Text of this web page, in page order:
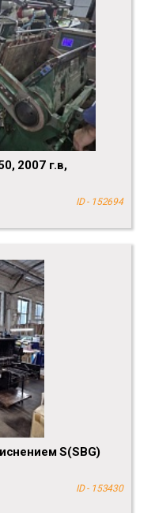
2007 г.в,
ID - 152694
S(SBG)
ID - 153430